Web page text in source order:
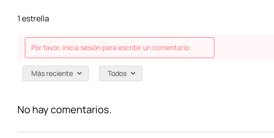
1 estrella
Por favor, inicia sesión para escribir un comentario.
Más reciente Todos
No hay comentarios.